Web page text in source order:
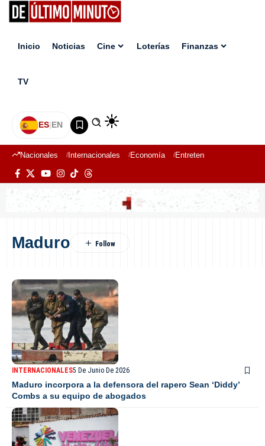
Inicio Noticias Cine Loterías Finanzas
TV
ES|EN
Nacionales Internacionales Economía Entretenimiento
Maduro
INTERNACIONALES5 De Junio De 2026
Maduro incorpora a la defensora del rapero Sean ‘Diddy’
Combs a su equipo de abogados